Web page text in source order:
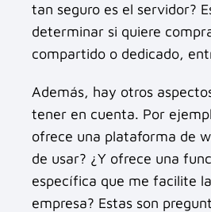
tan seguro es el servidor?
determinar si quiere
compartido o dedicado,
Además, hay otros
tener en cuenta. Por
ofrece una plataforma de
de usar? ¿Y ofrece una
específica que me facilite
empresa? Estas son